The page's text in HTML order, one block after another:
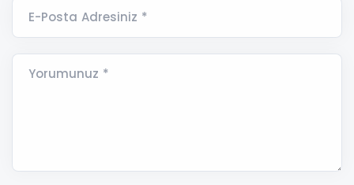
E-Posta Adresiniz *
Yorumunuz *